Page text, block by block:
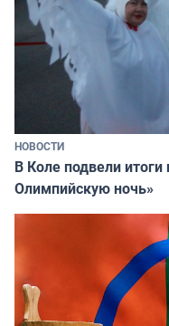
НОВОСТИ
В Коле подвели
Олимпийскую ночь»